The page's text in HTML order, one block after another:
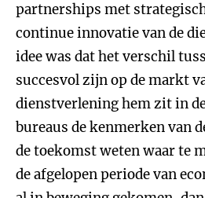
partnerships met
continue innovatie van de
idee was dat het verschil
succesvol zijn op de markt
dienstverlening hem zit in
bureaus de kenmerken van
de toekomst weten waar te
de afgelopen periode van